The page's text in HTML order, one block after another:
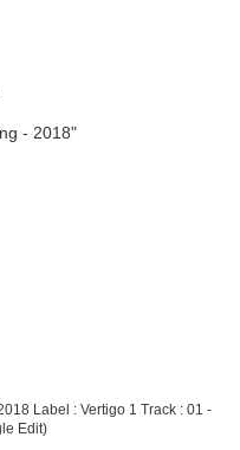
Label : Vertigo 1 Track : 01 -
Edit)